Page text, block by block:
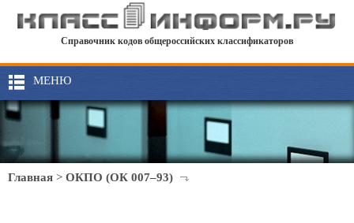
Справочник кодов общероссийских классификаторов
МЕНЮ
Главная > ОКПО (ОК 007–93)